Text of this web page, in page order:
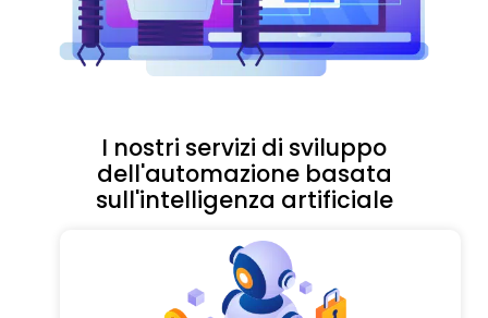
I nostri servizi di sviluppo
dell'automazione basata
sull'intelligenza artificiale